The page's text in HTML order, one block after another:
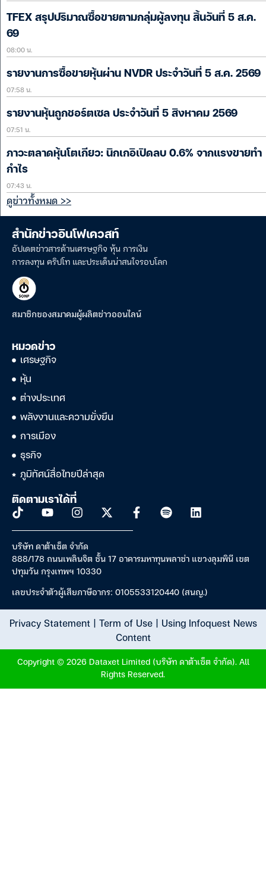
TFEX สรุปปริมาณซื้อขายตามกลุ่มผู้ลงทุน สิ้นวันที่ 5 ส.ค.
69
08:00 น.
รายงานการซื้อขายหุ้นผ่าน NVDR ประจำวันที่ 5 ส.ค. 2569
07:58 น.
รายงานหุ้นถูกชอร์ตเซล ประจำวันที่ 5 สิงหาคม 2569
07:51 น.
ภาวะตลาดหุ้นโตเกียว: นิกเกอิเปิดลบ 0.6% จากแรงขายทำ
กำไร
07:43 น.
ดูข่าวทั้งหมด >>
สำนักข่าวอินโฟเควสท์
อัปเดตข่าวสารด้านเศรษฐกิจ หุ้น การเงิน
การลงทุน คริปโท และประเด็นน่าสนใจรอบโลก
สมาชิกของสมาคมผู้ผลิตข่าวออนไลน์
หมวดข่าว
เศรษฐกิจ
หุ้น
ต่างประเทศ
พลังงานและความยั่งยืน
การเมือง
ธุรกิจ
ภูมิทัศน์สื่อไทยปีล่าสุด
ติดตามเราได้ที่
บริษัท ดาต้าเซ็ต จำกัด
888/178 ถนนเพลินจิต ชั้น 17 อาคารมหาทุนพลาซ่า แขวงลุมพินี เขต
ปทุมวัน กรุงเทพฯ 10330
เลขประจำตัวผู้เสียภาษีอากร: 0105533120440 (สนญ.)
Privacy Statement| Term of Use| Using Infoquest News
Content
Copyright © 2026 Dataxet Limited (บริษัท ดาต้าเซ็ต จำกัด). All
Rights Reserved.